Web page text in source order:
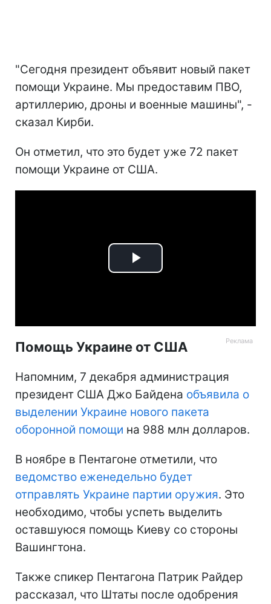
"Сегодня президент объявит новый пакет
помощи Украине. Мы предоставим ПВО,
артиллерию, дроны и военные машины", -
сказал Кирби.
Он отметил, что это будет уже 72 пакет
помощи Украине от США.
Play
Помощь Украине от США
Напомним, 7 декабря администрация
президент США Джо Байдена объявила о
выделении Украине нового пакета
оборонной помощи на 988 млн долларов.
В ноябре в Пентагоне отметили, что
ведомство еженедельно будет
отправлять Украине партии оружия. Это
необходимо, чтобы успеть выделить
оставшуюся помощь Киеву со стороны
Вашингтона.
Также спикер Пентагона Патрик Райдер
рассказал, что Штаты после одобрения